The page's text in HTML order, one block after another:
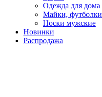
Одежда для дома
Майки, футболки
Носки мужские
Новинки
Распродажа